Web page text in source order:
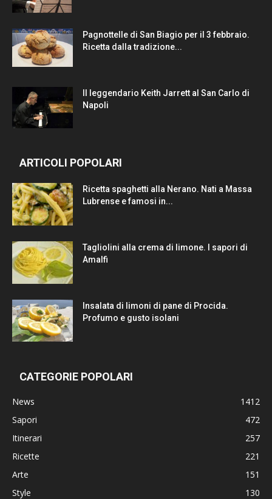
Pagnottelle di San Biagio per il 3 febbraio.
Ricetta dalla tradizione...
Il leggendario Keith Jarrett al San Carlo di
Napoli
ARTICOLI POPOLARI
Ricetta spaghetti alla Nerano. Nati a Massa
Lubrense e famosi in...
Tagliolini alla crema di limone. I sapori di
Amalfi
Insalata di limoni di pane di Procida.
Profumo e gusto isolani
CATEGORIE POPOLARI
News
1412
Sapori
472
Itinerari
257
Ricette
221
Arte
151
Style
130